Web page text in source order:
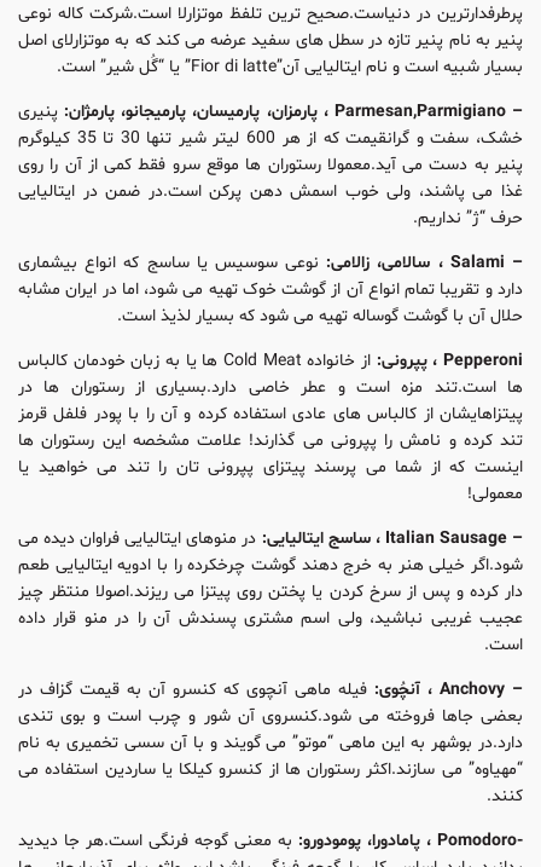
پرطرفدارترین در دنیاست.صحیح ترین تلفظ موتزارلا است.شرکت کاله نوعی
پنیر به نام پنیر تازه در سطل های سفید عرضه می کند که به موتزارلای اصل
بسیار شبیه است و نام ایتالیایی آن”Fior di latte” یا “گُل شیر” است.
– Parmesan,Parmigiano ، پارمزان، پارمیسان، پارمیجانو، پارمژان:
پنیری
خشک، سفت و گرانقیمت که از هر 600 لیتر شیر تنها 30 تا 35 کیلوگرم
پنیر به دست می آید.معمولا رستوران ها موقع سرو فقط کمی از آن را روی
غذا می پاشند، ولی خوب اسمش دهن پرکن است.در ضمن در ایتالیایی
حرف “ژ” نداریم.
– Salami ، سالامی، زالامی:
نوعی سوسیس یا ساسج که انواع بیشماری
دارد و تقریبا تمام انواع آن از گوشت خوک تهیه می شود، اما در ایران مشابه
حلال آن با گوشت گوساله تهیه می شود که بسیار لذیذ است.
Pepperoni ، پپرونی:
از خانواده Cold Meat ها یا به زبان خودمان کالباس
ها است.تند مزه است و عطر خاصی دارد.بسیاری از رستوران ها در
پیتزاهایشان از کالباس های عادی استفاده کرده و آن را با پودر فلفل قرمز
تند کرده و نامش را پپرونی می گذارند! علامت مشخصه این رستوران ها
اینست که از شما می پرسند پیتزای پپرونی تان را تند می خواهید یا
معمولی!
– Italian Sausage ، ساسج ایتالیایی:
در منوهای ایتالیایی فراوان دیده می
شود.اگر خیلی هنر به خرج دهند گوشت چرخکرده را با ادویه ایتالیایی طعم
دار کرده و پس از سرخ کردن یا پختن روی پیتزا می ریزند.اصولا منتظر چیز
عجیب غریبی نباشید، ولی اسم مشتری پسندش آن را در منو قرار داده
است.
– Anchovy ، آنچُوی:
فیله ماهی آنچوی که کنسرو آن به قیمت گزاف در
بعضی جاها فروخته می شود.کنسروی آن شور و چرب است و بوی تندی
دارد.در بوشهر به این ماهی “موتو” می گویند و با آن سسی تخمیری به نام
“مهیاوه” می سازند.اکثر رستوران ها از کنسرو کیلکا یا ساردین استفاده می
کنند.
-Pomodoro ، پامادورا، پومودورو:
به معنی گوجه فرنگی است.هر جا دیدید